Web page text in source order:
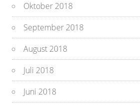
Oktober 2018
September 2018
August 2018
Juli 2018
Juni 2018